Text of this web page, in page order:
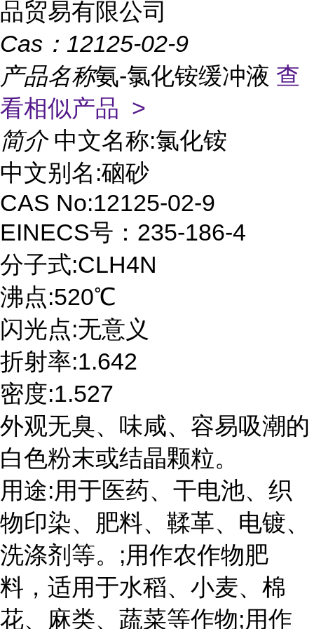
品贸易有限公司
Cas： 12125-02-9
产品名称氨-氯化铵缓冲液 查
看相似产品 >
简介 中文名称:氯化铵
中文别名:硇砂
CAS No:12125-02-9
EINECS号：235-186-4
分子式:CLH4N
沸点:520℃
闪光点:无意义
折射率:1.642
密度:1.527
外观无臭、味咸、容易吸潮的
白色粉末或结晶颗粒。
用途:用于医药、干电池、织
物印染、肥料、鞣革、电镀、
洗涤剂等。;用作农作物肥
料，适用于水稻、小麦、棉
花、麻类、蔬菜等作物;用作